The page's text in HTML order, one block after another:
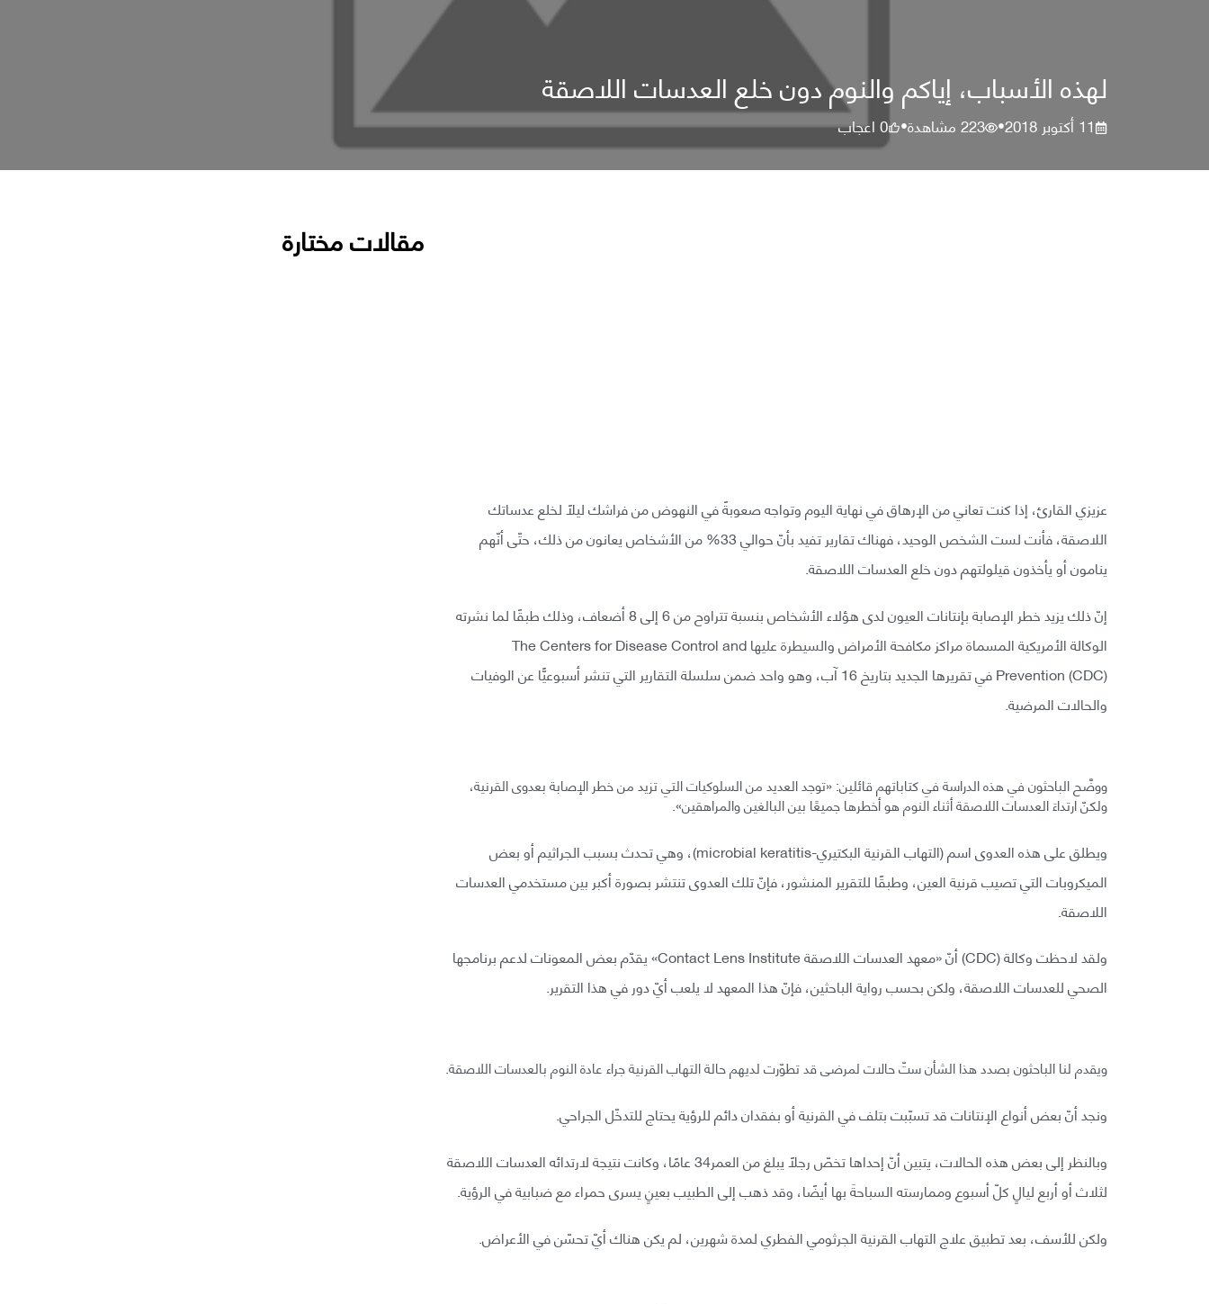
لهذه الأسباب، إياكم والنوم دون خلع العدسات اللاصقة
11 أكتوبر 2018 •
223مشاهدة•
0اعجاب
عزيزي القارئ، إذا كنت تعاني من الإرهاق في نهاية اليوم وتواجه صعوبةً في النهوض من فراشك ليلًا لخلع عدساتك
اللاصقة، فأنت لست الشخص الوحيد، فهناك تقارير تفيد بأنّ حوالي 33% من الأشخاص يعانون من ذلك، حتّى أنّهم
ينامون أو يأخذون قيلولتهم دون خلع العدسات اللاصقة.
إنّ ذلك يزيد خطر الإصابة بإنتانات العيون لدى هؤلاء الأشخاص بنسبة تتراوح من 6 إلى 8 أضعاف، وذلك طبقًا لما نشرته
الوكالة الأمريكية المسماة مراكز مكافحة الأمراض والسيطرة عليها The Centers for Disease Control and
Prevention (CDC) في تقريرها الجديد بتاريخ 16 آب، وهو واحد ضمن سلسلة التقارير التي تنشر أسبوعيًّا عن الوفيات
والحالات المرضية.
ووضَّح الباحثون في هذه الدراسة في كتاباتهم قائلين: «توجد العديد من السلوكيات التي تزيد من خطر الإصابة بعدوى القرنية،
ولكنّ ارتداءَ العدسات اللاصقة أثناء النوم هو أخطرها جميعًا بين البالغين والمراهقين».
ويطلق على هذه العدوى اسم (التهاب القرنية البكتيري-microbial keratitis)، وهي تحدث بسبب الجراثيم أو بعض
الميكروبات التي تصيب قرنية العين، وطبقًا للتقرير المنشور، فإنّ تلك العدوى تنتشر بصورة أكبر بين مستخدمي العدسات
اللاصقة.
ولقد لاحظت وكالة (CDC) أنّ «معهد العدسات اللاصقة Contact Lens Institute» يقدّم بعض المعونات لدعم برنامجها
الصحي للعدسات اللاصقة، ولكن بحسب رواية الباحثين، فإنّ هذا المعهد لا يلعب أيّ دور في هذا التقرير.
ويقدم لنا الباحثون بصدد هذا الشأن ستّ حالات لمرضى قد تطوّرت لديهم حالة التهاب القرنية جراء عادة النوم بالعدسات اللاصقة.
ونجد أنّ بعض أنواع الإنتانات قد تسبّبت بتلف في القرنية أو بفقدان دائم للرؤية يحتاج للتدخّل الجراحي.
وبالنظر إلى بعض هذه الحالات، يتبين أنّ إحداها تخصّ رجلًا يبلغ من العمر34 عامًا، وكانت نتيجة لارتدائه العدسات اللاصقة
لثلاث أو أربع ليالٍ كلّ أسبوع وممارسته السباحةَ بها أيضًا، وقد ذهب إلى الطبيب بعينٍ يسرى حمراء مع ضبابية في الرؤية.
ولكن للأسف، بعد تطبيق علاج التهاب القرنية الجرثومي الفطري لمدة شهرين، لم يكن هناك أيّ تحسّن في الأعراض.
مقالات مختارة